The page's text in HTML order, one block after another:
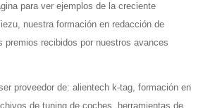
para ver ejemplos de la creciente
nuestra formación en redacción de
premios recibidos por nuestros avances
proveedor de: alientech k-tag, formación en
de tuning de coches, herramientas de